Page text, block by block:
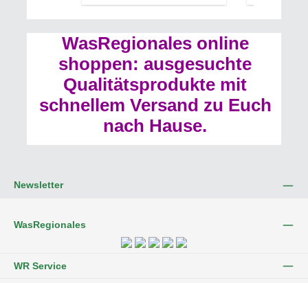
WasRegionales online
shoppen: ausgesuchte
Qualitätsprodukte mit
schnellem Versand zu Euch
nach Hause.
Newsletter
WasRegionales
WR Service